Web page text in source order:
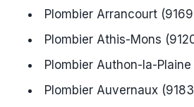
Plombier Arrancourt
Plombier Athis-Mons
Plombier Authon-la-Plaine
Plombier Auvernaux